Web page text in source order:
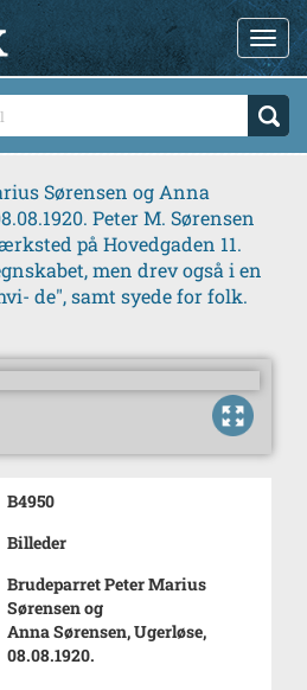
Sørensen og Anna
Peter M. Sørensen
på Hovedgaden 11.
men drev også i en
de", samt syede for folk.
B4950
Billeder
Brudeparret Peter Marius
Sørensen og
Anna Sørensen, Ugerløse,
08.08.1920.